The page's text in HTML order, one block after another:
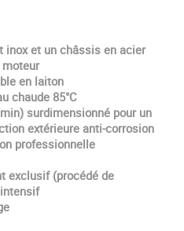
inox et un châssis en acier
en laiton
chaude 85°C
surdimensionné pour un
extérieure anti-corrosion
professionnelle
exclusif (procédé de